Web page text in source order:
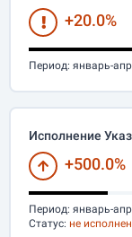
+20.0%
Период: январь-
Исполнение
+500.0%
Период: январь-
Статус: не исполнен